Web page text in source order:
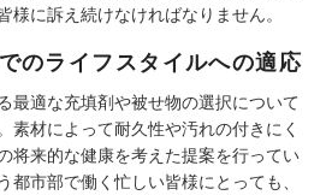
様に訴え続けなければなりません。
のライフスタイルへの適応
最適な充填剤や被せ物の選択について
素材によって耐久性や汚れの付きにく
将来的な健康を考えた提案を行ってい
都市部で働く忙しい皆様にとっても、